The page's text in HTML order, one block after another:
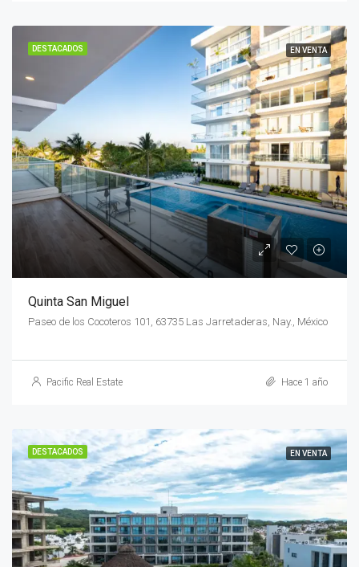
DESTACADOS EN VENTA
Quinta San Miguel
Paseo de los Cocoteros 101, 63735 Las Jarretaderas, Nay., México
Pacific Real Estate Hace 1 año
DESTACADOS EN VENTA